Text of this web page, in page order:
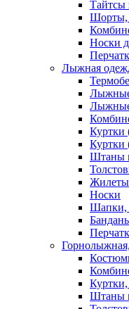
Тайтсы
Шорты,
Носки
Лыжная
Куртки
Куртки
Штаны
Жилеты
Носки
Шапки,
Штаны